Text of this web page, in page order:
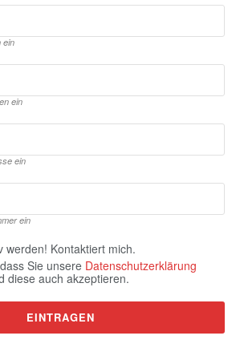
ein
ein
ein
ein
werden! Kontaktiert mich.
Sie unsere Datenschutzerklärung
diese auch akzeptieren.